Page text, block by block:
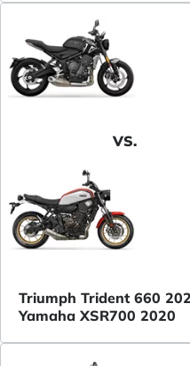
VS.
Triumph Trident 660
Yamaha XSR700 2020